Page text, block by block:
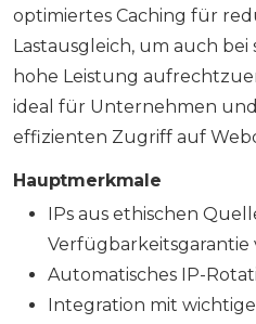
optimiertes Caching für
Lastausgleich, um auch
hohe Leistung
ideal für Unternehmen
effizienten Zugriff auf
Hauptmerkmale
IPs aus ethischen
Verfügbarkeitsgarantie
Automatisches IP-
Integration mit